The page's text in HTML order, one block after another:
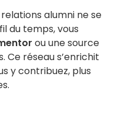
alumni ne se
du temps, vous
ou une source
Ce réseau s’enrichit
y contribuez, plus